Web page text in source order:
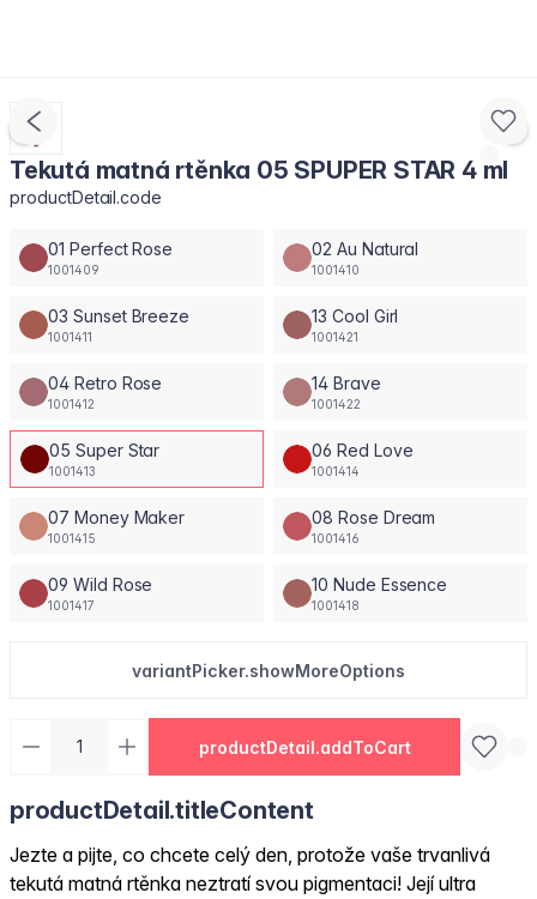
Tekutá matná rtěnka 05 SPUPER STAR 4 ml
productDetail.code
01 Perfect Rose
1001409
02 Au Natural
1001410
03 Sunset Breeze
1001411
13 Cool Girl
1001421
04 Retro Rose
1001412
14 Brave
1001422
05 Super Star
1001413
06 Red Love
1001414
07 Money Maker
1001415
08 Rose Dream
1001416
09 Wild Rose
1001417
10 Nude Essence
1001418
variantPicker.showMoreOptions
productDetail.addToCart
productDetail.titleContent
Jezte a pijte, co chcete celý den, protože vaše trvanlivá
tekutá matná rtěnka neztratí svou pigmentaci! Její ultra